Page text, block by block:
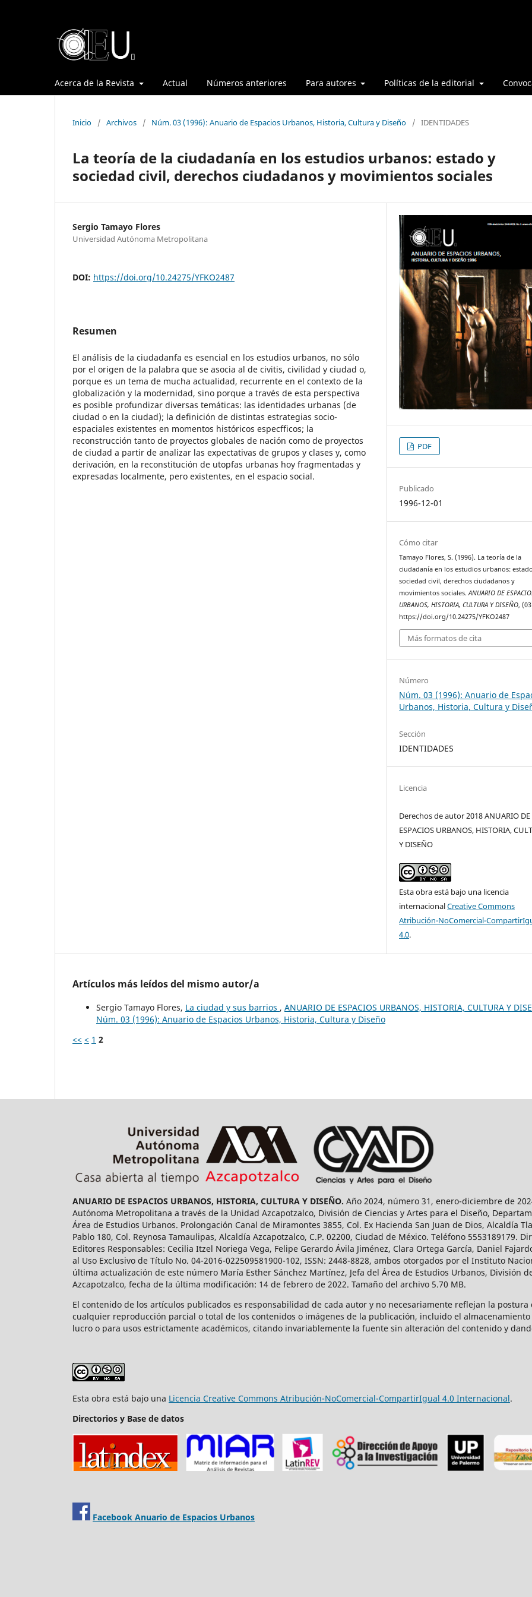
Acerca de la Revista Actual Números anteriores Para autores Políticas de la editorial
Inicio / Archivos / Núm. 03 (1996): Anuario de Espacios Urbanos, Historia, Cultura y Diseño / IDENTIDADES
La teoría de la ciudadanía en los estudios urbanos: estado y
sociedad civil, derechos ciudadanos y movimientos sociales
Sergio Tamayo Flores
Universidad Autónoma Metropolitana
DOI: https://doi.org/10.24275/YFKO2487
Resumen
El análisis de la ciudadanfa es esencial en los estudios urbanos, no sólo
por el origen de la palabra que se asocia al de civitis, civilidad y ciudad o,
porque es un tema de mucha actualidad, recurrente en el contexto de la
globalización y la modernidad, sino porque a través de esta perspectiva
es posible profundizar diversas temáticas: las identidades urbanas (de
ciudad o en la ciudad); la definición de distintas estrategias socio-
espaciales existentes en momentos históricos especfficos; la
reconstrucción tanto de proyectos globales de nación como de proyectos
de ciudad a partir de analizar las expectativas de grupos y clases y, como
derivación, en la reconstitución de utopfas urbanas hoy fragmentadas y
expresadas localmente, pero existentes, en el espacio social.
PDF
Publicado
1996-12-01
Cómo citar
Tamayo Flores, S. (1996). La teoría de la
ciudadanía en los estudios urbanos:
sociedad civil, derechos ciudadanos y
movimientos sociales.ANUARIO DE
URBANOS, HISTORIA, CULTURA Y DISEÑO,
https://doi.org/10.24275/YFKO2487
Más formatos de cita
Número
Núm. 03 (1996): Anuario de
Urbanos, Historia, Cultura y
Sección
IDENTIDADES
Licencia
Derechos de autor 2018 ANUARIO DE
ESPACIOS URBANOS, HISTORIA,
Y DISEÑO
Esta obra está bajo una licencia
internacionalCreative Commons
Atribución-NoComercial-
4.0.
Artículos más leídos del mismo autor/a
Sergio Tamayo Flores, La ciudad y sus barrios , ANUARIO DE ESPACIOS URBANOS, HISTORIA, CULTURA Y
Núm. 03 (1996): Anuario de Espacios Urbanos, Historia, Cultura y Diseño
<< < 1 2
ANUARIO DE ESPACIOS URBANOS, HISTORIA, CULTURA Y DISEÑO. Año 2024, número 31, enero-diciembre de
Autónoma Metropolitana a través de la Unidad Azcapotzalco, División de Ciencias y Artes para el Diseño,
Área de Estudios Urbanos. Prolongación Canal de Miramontes 3855, Col. Ex Hacienda San Juan de Dios, Alcaldía
Pablo 180, Col. Reynosa Tamaulipas, Alcaldía Azcapotzalco, C.P. 02200, Ciudad de México. Teléfono 5553189179.
Editores Responsables: Cecilia Itzel Noriega Vega, Felipe Gerardo Ávila Jiménez, Clara Ortega García, Daniel
al Uso Exclusivo de Título No. 04-2016-022509581900-102, ISSN: 2448-8828, ambos otorgados por el Instituto
última actualización de este número María Esther Sánchez Martínez, Jefa del Área de Estudios Urbanos, División
Azcapotzalco, fecha de la última modificación: 14 de febrero de 2022. Tamaño del archivo 5.70 MB.
El contenido de los artículos publicados es responsabilidad de cada autor y no necesariamente reflejan la
cualquier reproducción parcial o total de los contenidos o imágenes de la publicación, incluido el
lucro o para usos estrictamente académicos, citando invariablemente la fuente sin alteración del contenido y
Esta obra está bajo una Licencia Creative Commons Atribución-NoComercial-CompartirIgual 4.0 Internacional.
Directorios y Base de datos
Facebook Anuario de Espacios Urbanos